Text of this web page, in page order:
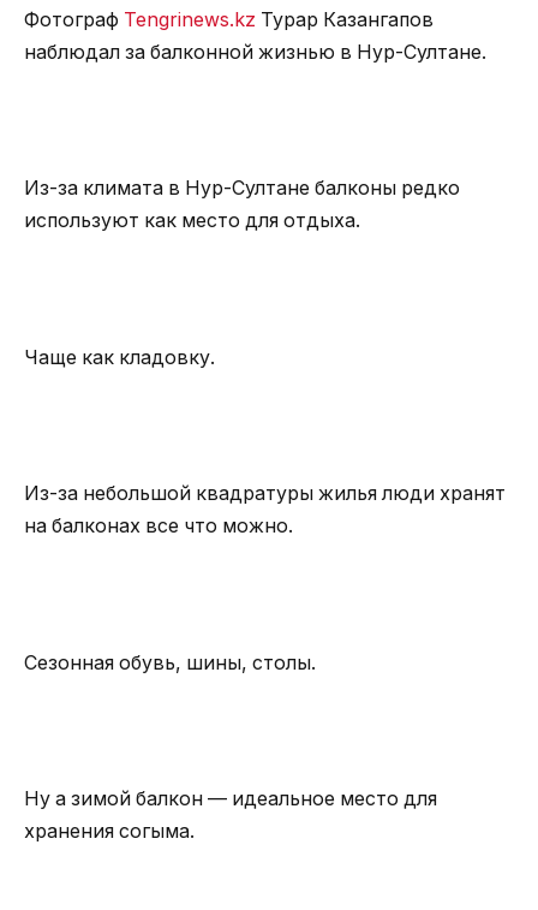
Фотограф Tengrinews.kz Турар Казангапов
наблюдал за балконной жизнью в Нур-Султане.
Из-за климата в Нур-Султане балконы редко
используют как место для отдыха.
Чаще как кладовку.
Из-за небольшой квадратуры жилья люди хранят
на балконах все что можно.
Сезонная обувь, шины, столы.
Ну а зимой балкон — идеальное место для
хранения согыма.